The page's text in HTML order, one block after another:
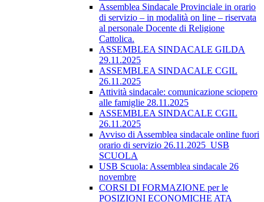
Assemblea Sindacale Provinciale in orario
di servizio – in modalità on line – riservata
al personale Docente di Religione
Cattolica.
ASSEMBLEA SINDACALE GILDA
29.11.2025
ASSEMBLEA SINDACALE CGIL
26.11.2025
Attività sindacale: comunicazione sciopero
alle famiglie 28.11.2025
ASSEMBLEA SINDACALE CGIL
26.11.2025
Avviso di Assemblea sindacale online fuori
orario di servizio 26.11.2025_USB
SCUOLA
USB Scuola: Assemblea sindacale 26
novembre
CORSI DI FORMAZIONE per le
POSIZIONI ECONOMICHE ATA